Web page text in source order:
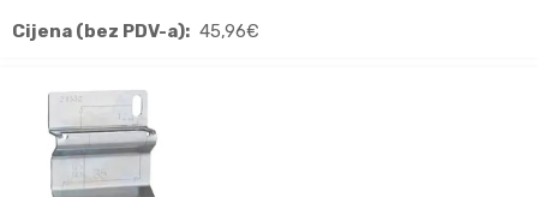
Cijena (bez PDV-a): 45,96€